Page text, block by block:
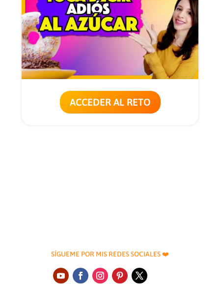
ACCEDER AL RETO
SÍGUEME POR MIS REDES SOCIALES ❤️